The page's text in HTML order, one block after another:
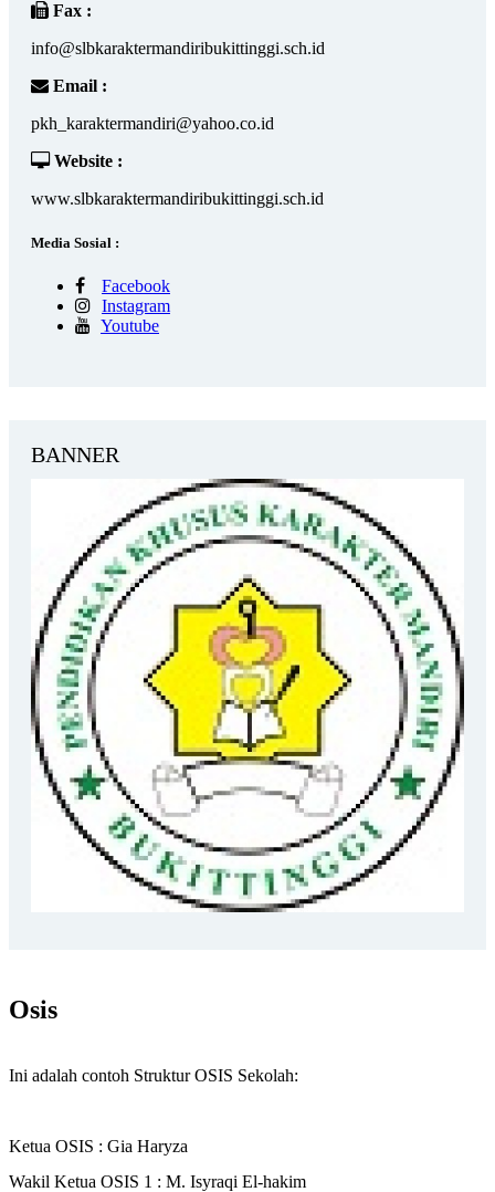
Fax :
info@slbkaraktermandiribukittinggi.sch.id
Email :
pkh_karaktermandiri@yahoo.co.id
Website :
www.slbkaraktermandiribukittinggi.sch.id
Media Sosial :
Facebook
Instagram
Youtube
BANNER
Osis
Ini adalah contoh Struktur OSIS Sekolah:
Ketua OSIS : Gia Haryza
Wakil Ketua OSIS 1 : M. Isyraqi El-hakim